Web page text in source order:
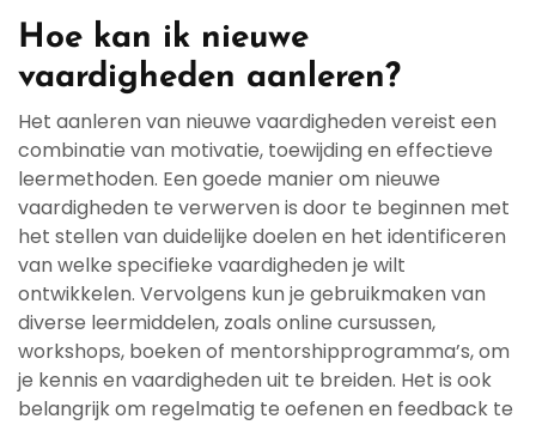
Hoe kan ik nieuwe
vaardigheden aanleren?
Het aanleren van nieuwe vaardigheden vereist een
combinatie van motivatie, toewijding en effectieve
leermethoden. Een goede manier om nieuwe
vaardigheden te verwerven is door te beginnen met
het stellen van duidelijke doelen en het identificeren
van welke specifieke vaardigheden je wilt
ontwikkelen. Vervolgens kun je gebruikmaken van
diverse leermiddelen, zoals online cursussen,
workshops, boeken of mentorshipprogramma’s, om
je kennis en vaardigheden uit te breiden. Het is ook
belangrijk om regelmatig te oefenen en feedback te